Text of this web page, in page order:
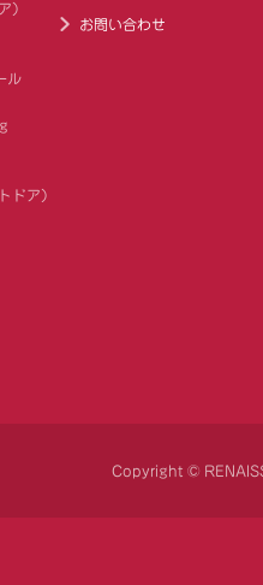
）
ル
ドア）
お問い合わせ
Copyright ©